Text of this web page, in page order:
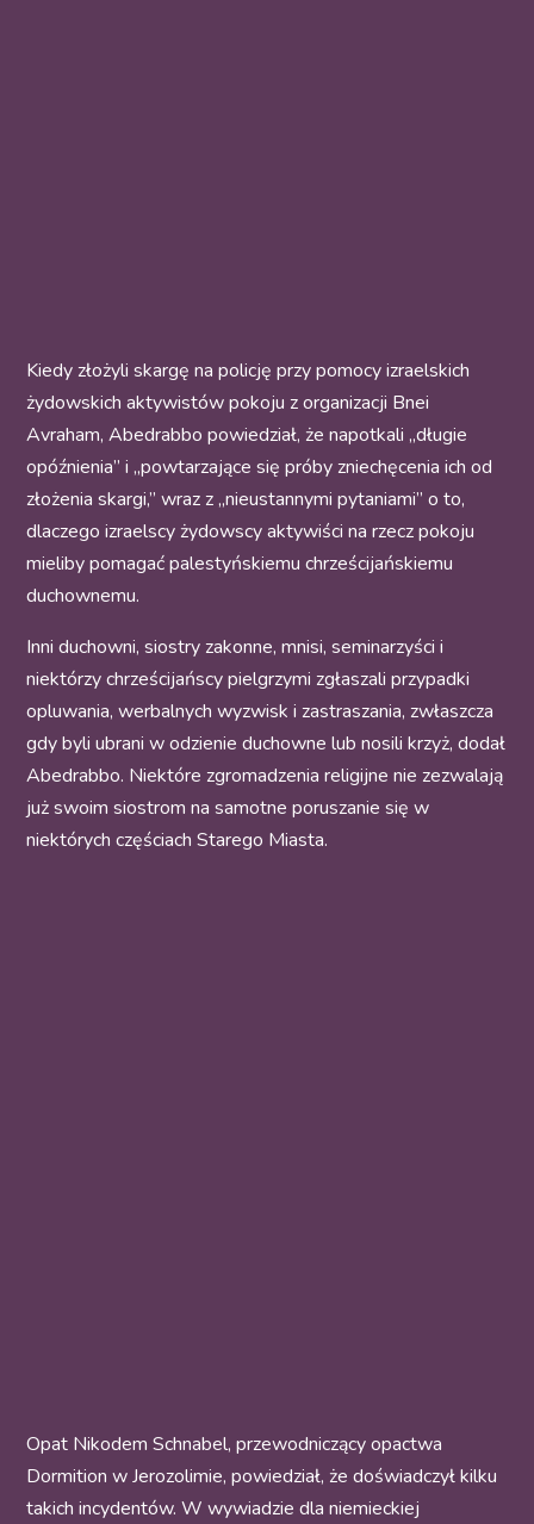
Kiedy złożyli skargę na policję przy pomocy izraelskich
żydowskich aktywistów pokoju z organizacji Bnei
Avraham, Abedrabbo powiedział, że napotkali „długie
opóźnienia” i „powtarzające się próby zniechęcenia ich od
złożenia skargi,” wraz z „nieustannymi pytaniami” o to,
dlaczego izraelscy żydowscy aktywiści na rzecz pokoju
mieliby pomagać palestyńskiemu chrześcijańskiemu
duchownemu.
Inni duchowni, siostry zakonne, mnisi, seminarzyści i
niektórzy chrześcijańscy pielgrzymi zgłaszali przypadki
opluwania, werbalnych wyzwisk i zastraszania, zwłaszcza
gdy byli ubrani w odzienie duchowne lub nosili krzyż, dodał
Abedrabbo. Niektóre zgromadzenia religijne nie zezwalają
już swoim siostrom na samotne poruszanie się w
niektórych częściach Starego Miasta.
Opat Nikodem Schnabel, przewodniczący opactwa
Dormition w Jerozolimie, powiedział, że doświadczył kilku
takich incydentów. W wywiadzie dla niemieckiej